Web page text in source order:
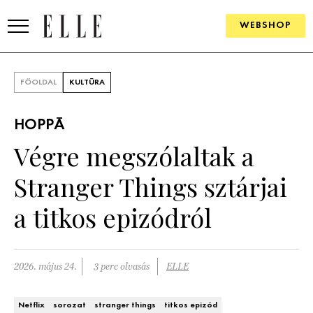
WEBSHOP
SZÉPSÉG
ÉLETMÓD
PÁRKAPCSOLAT
FŐOLDAL KULTÚRA
HOPPÁ
Végre megszólaltak a
Stranger Things sztárjai
a titkos epizódról
2026. május 24. 3 perc olvasás ELLE
Netflix sorozat stranger things titkos epizód